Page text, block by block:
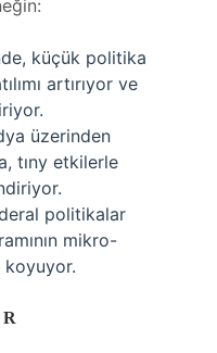
küçük politika
artırıyor ve
üzerinden
tıny etkilerle
politikalar
mikro-
koyuyor.